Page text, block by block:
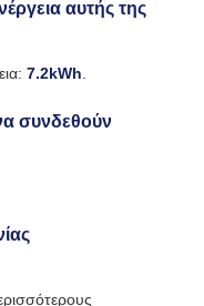
αυτής της
7.2kWh
συνδεθούν